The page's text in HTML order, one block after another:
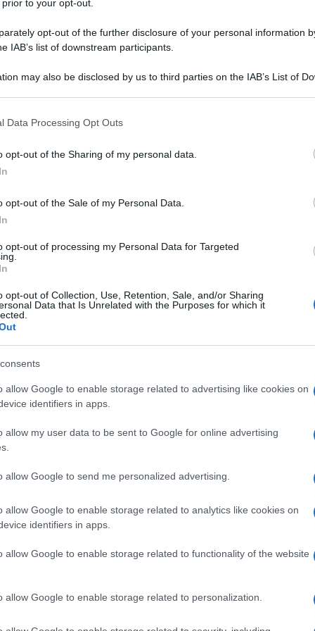
to your opt-out.
opt-out of the further disclosure of your personal information
IAB’s list of downstream participants.
may also be disclosed by us to third parties on the IAB’s List of
including but not limited to your visit or usage behaviour. You may click
to Google and its third-party tags to use your data for below specified
consent section.
Data Processing Opt Outs
opt-out of the Sharing of my personal data.
opt-out of the Sale of my Personal Data.
opt-out of processing my Personal Data for Targeted
opt-out of Collection, Use, Retention, Sale, and/or Sharing
Data that Is Unrelated with the Purposes for which it
allow Google to enable storage related to advertising like cookies on
identifiers in apps.
allow my user data to be sent to Google for online advertising
allow Google to send me personalized advertising.
allow Google to enable storage related to analytics like cookies on
identifiers in apps.
allow Google to enable storage related to functionality of the website
allow Google to enable storage related to personalization.
un percorso enogastronomico che